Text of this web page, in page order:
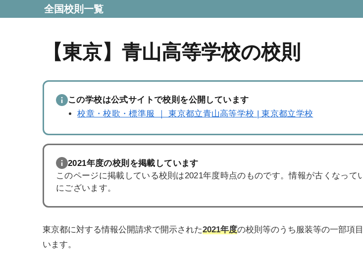
全国校則一覧
【東京】青山高等学校の校則
この学校は公式サイトで校則を公開しています
校章・校歌・標準服 ｜ 東京都立青山高等学校 | 東京都立学校
2021年度の校則を掲載しています
このページに掲載している校則は2021年度時点のものです。情報が古くなって
にございます。
東京都に対する情報公開請求で開示された2021年度の校則等のうち服装等の一部項
います。